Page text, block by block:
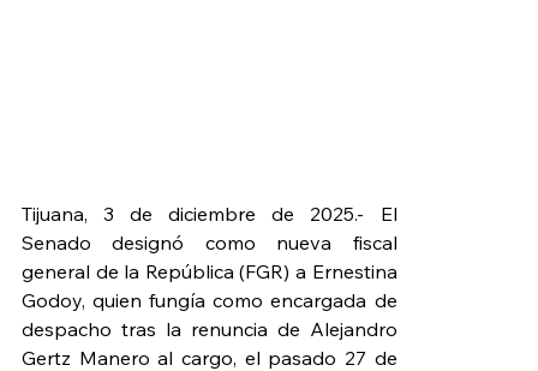
Tijuana, 3 de diciembre de 2025.- El
Senado designó como nueva fiscal
general de la República (FGR) a Ernestina
Godoy, quien fungía como encargada de
despacho tras la renuncia de Alejandro
Gertz Manero al cargo, el pasado 27 de